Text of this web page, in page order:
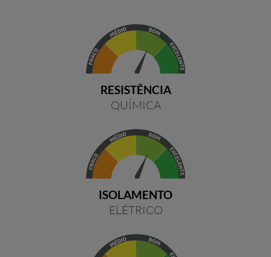
RESISTÊNCIA
QUÍMICA
ISOLAMENTO
ELÉTRICO